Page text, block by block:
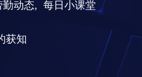
勤动态, 每日小课堂
获知